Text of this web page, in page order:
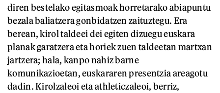
diren bestelako egitasmoak horretarako abiapuntu
bezala baliatzera gonbidatzen zaituztegu. Era
berean, kirol taldeei dei egiten dizuegu euskara
planak garatzera eta horiek zuen taldeetan martxan
jartzera; hala, kanpo nahiz barne
komunikazioetan, euskararen presentzia areagotu
dadin. Kirolzaleoi eta athleticzaleoi, berriz,